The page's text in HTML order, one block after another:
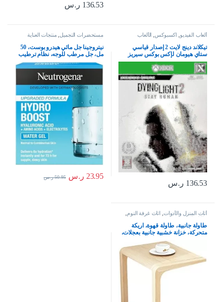
136.53 ر.س
ألعاب الفيديو اكسبوكس الألعاب
تيكلاند دينج لايت 2 إصدار قياسي
ستاي هيومان لإكس بوكس سيريز
إكس بوكس وان
136.53 ر.س
مستحضرات التجميل منتجات العناية
بالبشرة
نيتروجينا جل مائي هيدرو بوست، 50
مل، جل مرطب للوجه، نظام ترطيب
كامل للعناية بالبشرة مع حمض
الهيالورونيك، خفيف الوزن، غير
كوميدوغينيك، ومناسب للبشرة
الجافة – قد يختلف التغليف، من
نيوتريجينا
23.95 ر.س 50.95 ر.س
أثاث المنزل والأدوات اثاث غرفة النوم
طاولة السرير
طاولة جانبية، طاولة قهوة، اريكة
متحركة، خزانة خشبية جانبية بعجلات،
طالوة ركن وبجانب السرير (اللون: